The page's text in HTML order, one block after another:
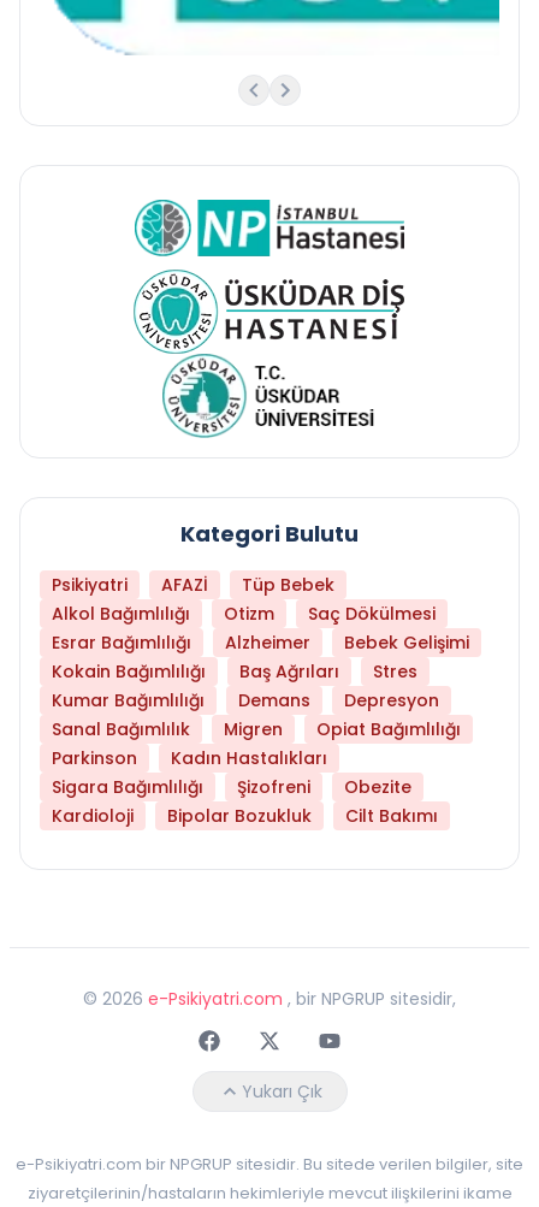
Kategori Bulutu
Psikiyatri AFAZİ
Tüp Bebek
Alkol Bağımlılığı
Otizm
Saç Dökülmesi
Esrar Bağımlılığı
Alzheimer
Bebek Gelişimi
Kokain Bağımlılığı
Baş Ağrıları
Stres
Kumar Bağımlılığı
Demans
Depresyon
Sanal Bağımlılık
Migren
Opiat Bağımlılığı
Parkinson
Kadın Hastalıkları
Sigara Bağımlılığı
Şizofreni
Obezite
Kardioloji
Bipolar Bozukluk Cilt Bakımı
© 2026 e-Psikiyatri.com , bir NPGRUP sitesidir,
FaceebokTwitterYoutube
Yukarı Çık
e-Psikiyatri.com bir NPGRUP sitesidir. Bu sitede verilen bilgiler, site
ziyaretçilerinin/hastaların hekimleriyle mevcut ilişkilerini ikame